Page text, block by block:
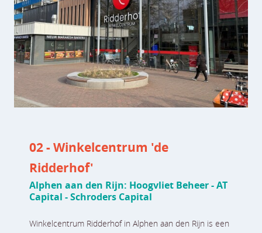
02 - Winkelcentrum 'de
Ridderhof'
Alphen aan den Rijn: Hoogvliet Beheer - AT
Capital - Schroders Capital
Winkelcentrum Ridderhof in Alphen aan den Rijn is een